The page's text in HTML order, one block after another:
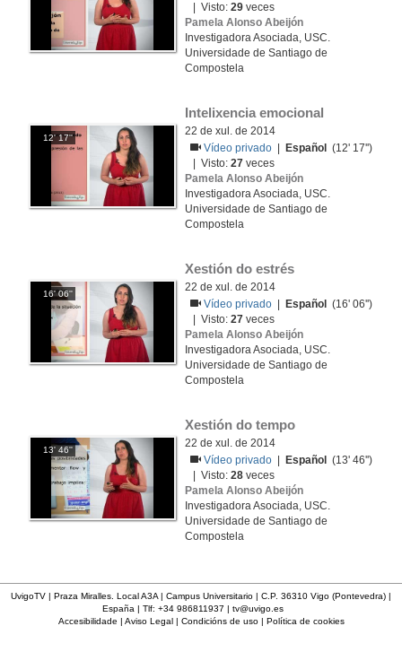
| Visto:29 veces
Pamela Alonso Abeijón
Investigadora Asociada, USC.
Universidade de Santiago de
Compostela
12' 17''
Intelixencia emocional
22 de xul. de 2014
Vídeo privado
Español
(12' 17'')
| Visto:27 veces
Pamela Alonso Abeijón
Investigadora Asociada, USC.
Universidade de Santiago de
Compostela
16' 06''
Xestión do estrés
22 de xul. de 2014
Vídeo privado
Español
(16' 06'')
| Visto:27 veces
Pamela Alonso Abeijón
Investigadora Asociada, USC.
Universidade de Santiago de
Compostela
13' 46''
Xestión do tempo
22 de xul. de 2014
Vídeo privado
Español
(13' 46'')
| Visto:28 veces
Pamela Alonso Abeijón
Investigadora Asociada, USC.
Universidade de Santiago de
Compostela
UvigoTV | Praza Miralles. Local A3A | Campus Universitario | C.P. 36310 Vigo (Pontevedra) |
España | Tlf: +34 986811937 | tv@uvigo.es
Accesibilidade | Aviso Legal| Condicións de uso| Política de cookies